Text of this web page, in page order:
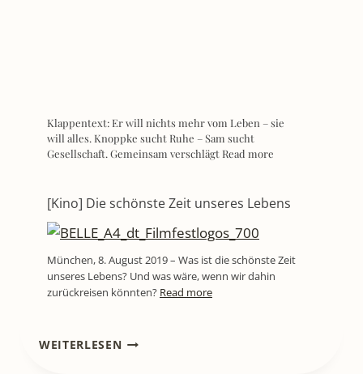
Klappentext: Er will nichts mehr vom Leben – sie
will alles. Knoppke sucht Ruhe – Sam sucht
Gesellschaft. Gemeinsam verschlägt Read more
[Kino] Die schönste Zeit unseres Lebens
München, 8. August 2019 – Was ist die schönste Zeit
unseres Lebens? Und was wäre, wenn wir dahin
zurückreisen könnten? Read more
WEITERLESEN[KINO]